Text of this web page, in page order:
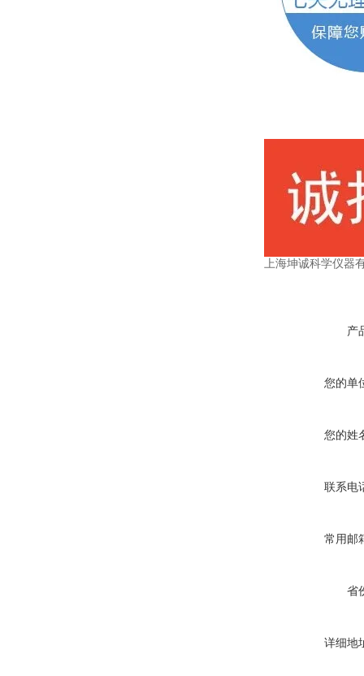
上海坤诚科学仪器
产
您的单
您的姓
联系电
常用邮
省
详细地